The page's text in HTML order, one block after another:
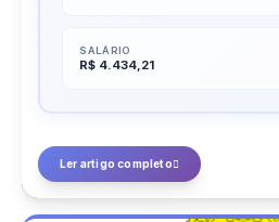
SALÁRIO
R$ 4.434,21
Ler artigo completo